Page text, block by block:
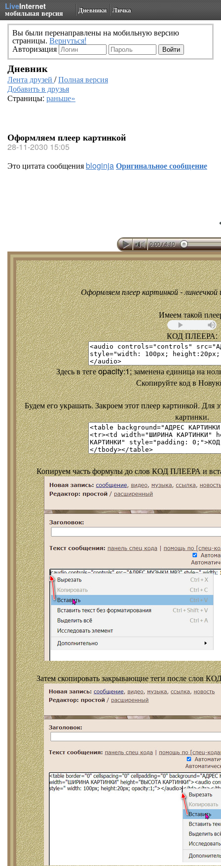
LiveInternet
мобильная версия Дневники Личка
Вы были перенаправлены на мобильную версию
страницы. Вернуться!
Авторизация
Дневник
Лента друзей /Полная версия
Добавить в друзья
Страницы: раньше»
Оформляем плеер картинкой
28-11-2030 15:05
Это цитата сообщенияbloginjaОригинальное сообщение
Оформляем плеер картинкой - линеечкой
Имеем такой
КОД ПЛЕЕРА:
Здесь в теге opacity:1; заменена единица на
Скопируйте код в
Будем его украшать. Закроем этот плеер картинкой. Для
картинки.
Копируем часть формулы до слов КОД ПЛЕЕРА и
Затем скопировать закрывающие теги после слов